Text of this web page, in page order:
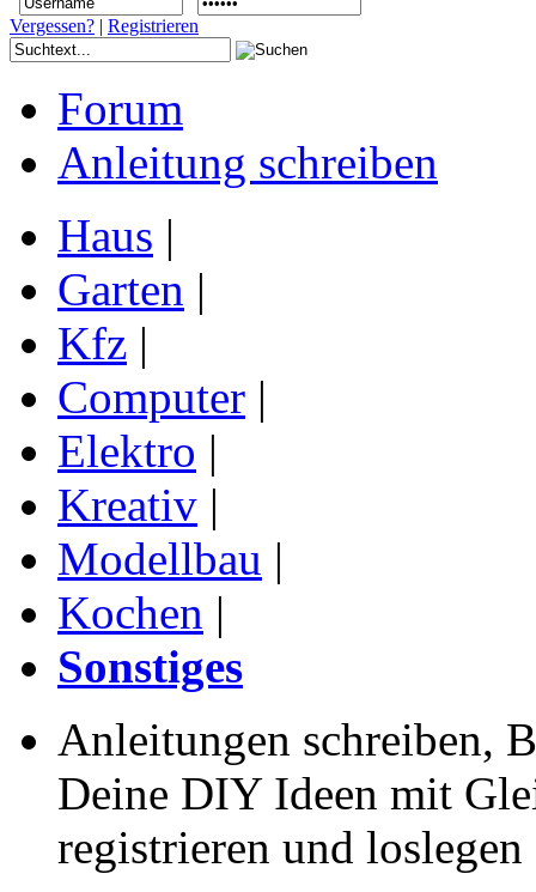
Vergessen? | Registrieren
Forum
Anleitung schreiben
Haus |
Garten |
Kfz |
Computer |
Elektro |
Kreativ |
Modellbau |
Kochen |
Sonstiges
Anleitungen schreiben,
Deine DIY Ideen mit
registrieren und loslegen